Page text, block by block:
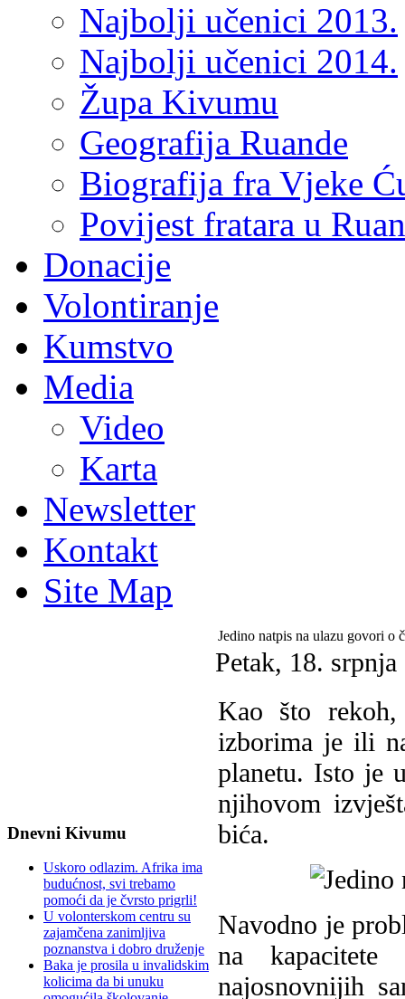
Najbolji učenici 2013.
Najbolji učenici 2014.
Župa Kivumu
Geografija Ruande
Biografija fra Vjeke
Povijest fratara u
Donacije
Volontiranje
Kumstvo
Media
Video
Karta
Newsletter
Kontakt
Site Map
Dnevni Kivumu
Uskoro odlazim. Afrika ima
budućnost, svi trebamo
pomoći da je čvrsto prigrli!
U volonterskom centru su
zajamčena zanimljiva
poznanstva i dobro druženje
Baka je prosila u invalidskim
kolicima da bi unuku
Jedino natpis na ulazu govori o
Petak, 18.
Kao što
izborima je ili
planetu. Isto je
njihovom
bića.
Navodno je
na
najosnovnijih